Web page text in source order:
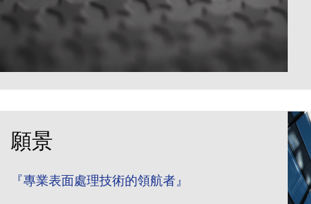
願景
『專業表面處理技術的領航者』